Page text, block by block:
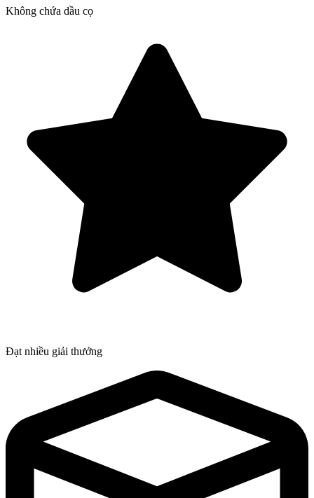
Không chứa dầu cọ
Đạt nhiều giải thưởng